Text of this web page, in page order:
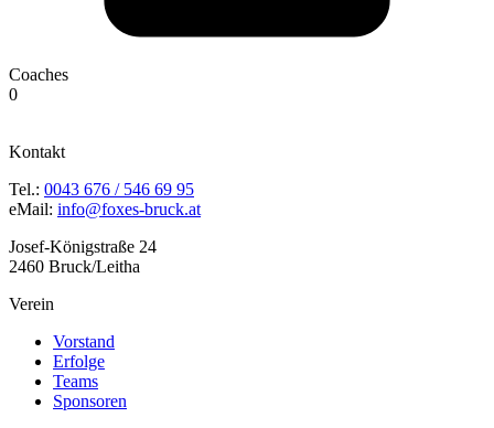
Coaches
0
Kontakt
Tel.: 0043 676 / 546 69 95
eMail: info@foxes-bruck.at
Josef-Königstraße 24
2460 Bruck/Leitha
Verein
Vorstand
Erfolge
Teams
Sponsoren